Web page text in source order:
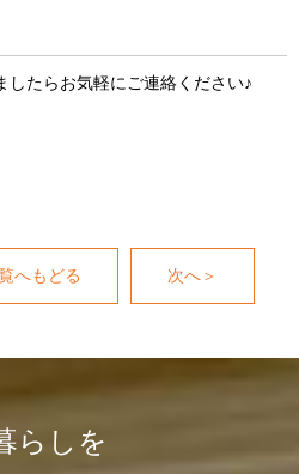
したらお気軽にご連絡ください♪
へもどる 次へ＞
らしを